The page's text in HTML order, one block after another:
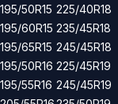
195/50R15
195/60R15
195/65R15
195/50R16
195/55R16
225/40R18
235/45R18
245/45R18
225/45R19
245/45R19